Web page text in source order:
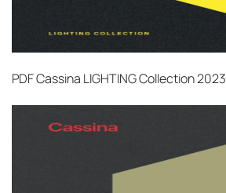
PDFCassina LIGHTING Collection 2023